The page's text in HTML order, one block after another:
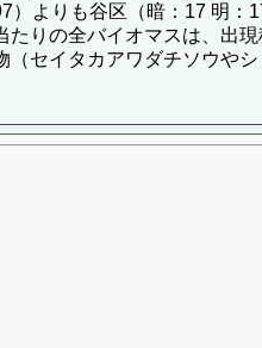
よりも谷区（暗：17 明：
りの全バイオマスは、出
セイタカアワダチソウや